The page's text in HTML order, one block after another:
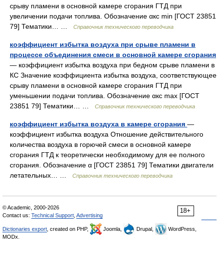
срыву пламени в основной камере сгорания ГТД при
увеличении подачи топлива. Обозначение αкс min [ГОСТ 23851
79] Тематики… …
Справочник технического переводчика
коэффициент избытка воздуха при срыве пламени в
процессе объединения смеси в основной камере сгорания
— коэффициент избытка воздуха при бедном срыве пламени в
КС Значение коэффициента избытка воздуха, соответствующее
срыву пламени в основной камере сгорания ГТД при
уменьшении подачи топлива. Обозначение αкс max [ГОСТ
23851 79] Тематики… …
Справочник технического переводчика
коэффициент избытка воздуха в камере сгорания —
коэффициент избытка воздуха Отношение действительного
количества воздуха в горючей смеси в основной камере
сгорания ГТД к теоретически необходимому для ее полного
сгорания. Обозначение α [ГОСТ 23851 79] Тематики двигатели
летательных… …
Справочник технического переводчика
18+
© Academic, 2000-2026
Contact us: Technical Support Advertising
Dictionaries export , created on PHP, Joomla, Drupal,
WordPress,
MODx.